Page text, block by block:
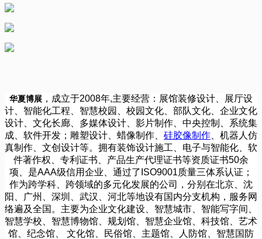
华夏博展 ，成立于2008年,主要经营：展馆装修设计、展厅设
计、智能化工程、智慧校园、校园文化、部队文化、企业文化
设计、文化长廊、多媒体设计、影片制作、中央控制、系统集
成、软件开发；雕塑设计、蜡像制作、 硅胶像制作 、机器人仿
真制作、文创设计等。拥有装饰设计施工、电子与智能化、软
件著作权、专利证书、产品生产代理证书等资质证书50余
项、是AAA级信用企业、通过了ISO9001质量三体系认证；
作为跨学科、跨领域的多元化发展的公司，分别在北京、沈
阳、广州、深圳、武汉、河北等地设有国内分支机构，服务网
络遍及全国。主要为企业文化建设、智慧城市、智能写字间、
智慧学校、智慧博物馆、规划馆、智慧企业馆、科技馆、艺术
馆、纪念馆、 文化馆、民俗馆、主题馆、人防馆、智慧国防